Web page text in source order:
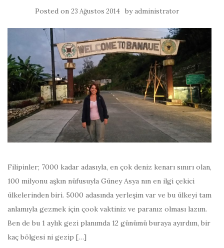
Posted on 23 Ağustos 2014 byadministrator
Filipinler; 7000 kadar adasıyla, en çok deniz kenarı sınırı olan,
100 milyonu aşkın nüfusuyla Güney Asya nın en ilgi çekici
ülkelerinden biri. 5000 adasında yerleşim var ve bu ülkeyi tam
anlamıyla gezmek için çook vaktiniz ve paranız olması lazım.
Ben de bu 1 aylık gezi planımda 12 günümü buraya ayırdım, bir
kaç bölgesi ni gezip […]